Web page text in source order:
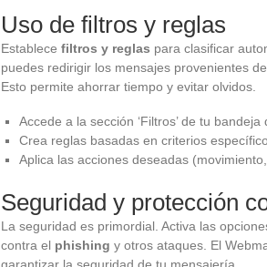
Uso de filtros y reglas
Establece filtros y reglas para clasificar
puedes redirigir los mensajes provenientes
Esto permite ahorrar tiempo y evitar olvidos.
Accede a la sección ‘Filtros’ de tu bandeja
Crea reglas basadas en criterios
Aplica las acciones deseadas
Seguridad y protección
La seguridad es primordial. Activa las
contra el phishing y otros ataques. El